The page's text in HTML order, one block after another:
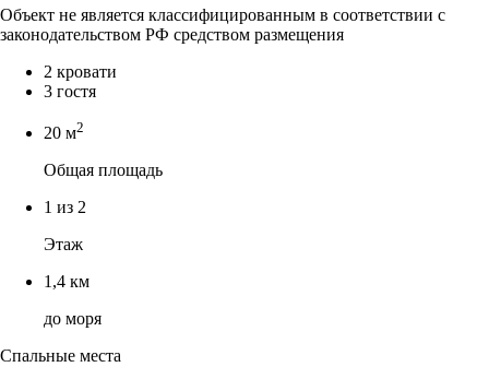
Объект не является классифицированным в соответствии с
законодательством РФ средством размещения
2 кровати
3 гостя
20 м2
Общая площадь
1 из 2
Этаж
1,4 км
до моря
Спальные места